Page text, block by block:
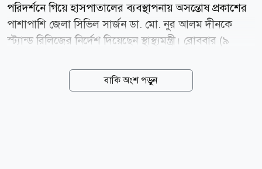
পরিদর্শনে গিয়ে হাসপাতালের ব্যবস্থাপনায় অসন্তোষ প্রকাশের
পাশাপাশি জেলা সিভিল সার্জন ডা. মো. নুর আলম দীনকে
স্ট্যান্ড রিলিজের নির্দেশ দিয়েছেন স্থাস্থ্যমন্ত্রী। রোববার (৯
কমপ্লেক্সে যান স্বাস্থ্যমন্ত্রী। এসময় হাসপাতালের বিভিন্ন অংশ
ঘুরে দেখার পাশাপাশি তিনি স্বাস্থ্যসেবার সার্বিক ব্যবস্থাপনা ও
বাকি অংশ পড়ুন